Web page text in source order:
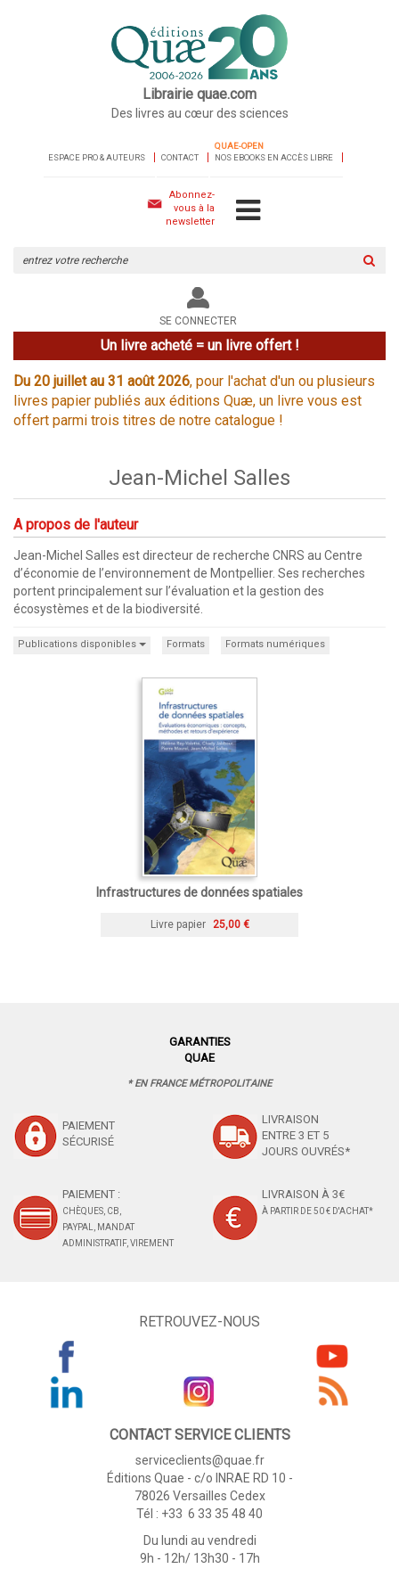
Librairie quae.com
Des livres au cœur des sciences
ESPACE PRO & AUTEURS CONTACT
QUAE-OPEN
NOS EBOOKS EN ACCÈS LIBRE
Abonnez-
vous à la
newsletter
le
site
SE CONNECTER
Un livre acheté = un livre offert !
Du 20 juillet au 31 août 2026, pour l'achat d'un ou plusieurs
livres papier publiés aux éditions Quæ, un livre vous est
offert parmi trois titres de notre catalogue !
Jean-Michel Salles
A propos de l'auteur
Jean-Michel Salles est directeur de recherche CNRS au Centre
d’économie de l’environnement de Montpellier. Ses recherches
portent principalement sur l’évaluation et la gestion des
écosystèmes et de la biodiversité.
Publications disponibles Formats Formats numériques
Infrastructures de données spatiales
Livre papier 25,00 €
GARANTIES
QUAE
* EN FRANCE MÉTROPOLITAINE
PAIEMENT
SÉCURISÉ
LIVRAISON
ENTRE 3 ET 5
JOURS OUVRÉS*
PAIEMENT :
CHÈQUES, CB,
PAYPAL, MANDAT
ADMINISTRATIF, VIREMENT
LIVRAISON À 3€
À PARTIR DE 50 € D'ACHAT*
RETROUVEZ-NOUS
CONTACT SERVICE CLIENTS
serviceclients@quae.fr
Éditions Quae - c/o INRAE RD 10 -
78026 Versailles Cedex
Tél : +33 6 33 35 48 40
Du lundi au vendredi
9h - 12h/ 13h30 - 17h